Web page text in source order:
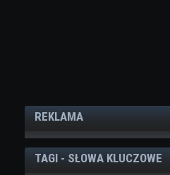
REKLAMA
TAGI - SŁOWA KLUCZOWE